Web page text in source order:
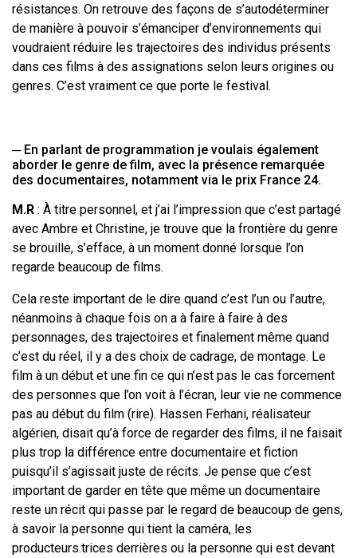
résistances. On retrouve des façons de s’autodéterminer
de manière à pouvoir s’émanciper d’environnements qui
voudraient réduire les trajectoires des individus présents
dans ces films à des assignations selon leurs origines ou
genres. C’est vraiment ce que porte le festival.
─ En parlant de programmation je voulais également
aborder le genre de film, avec la présence remarquée
des documentaires, notamment via le prix France 24.
M.R : À titre personnel, et j’ai l’impression que c’est partagé
avec Ambre et Christine, je trouve que la frontière du genre
se brouille, s’efface, à un moment donné lorsque l’on
regarde beaucoup de films.
Cela reste important de le dire quand c’est l’un ou l’autre,
néanmoins à chaque fois on a à faire à faire à des
personnages, des trajectoires et finalement même quand
c’est du réel, il y a des choix de cadrage, de montage. Le
film à un début et une fin ce qui n’est pas le cas forcement
des personnes que l’on voit à l’écran, leur vie ne commence
pas au début du film (rire). Hassen Ferhani, réalisateur
algérien, disait qu’à force de regarder des films, il ne faisait
plus trop la différence entre documentaire et fiction
puisqu’il s’agissait juste de récits. Je pense que c’est
important de garder en tête que même un documentaire
reste un récit qui passe par le regard de beaucoup de gens,
à savoir la personne qui tient la caméra, les
producteurs.trices derrières ou la personne qui est devant